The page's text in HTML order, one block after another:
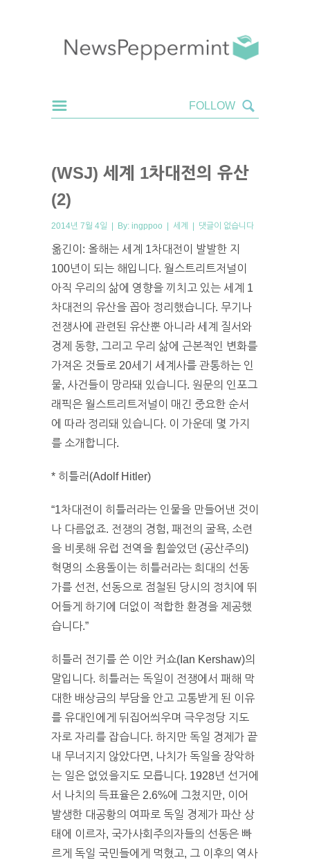
(WSJ) 세계 1차대전의 유산
(2)
2014년 7월 4일 | By: ingppoo | 세계 | 댓글이 없습니다
옮긴이: 올해는 세계 1차대전이 발발한 지
100년이 되는 해입니다. 월스트리트저널이
아직 우리의 삶에 영향을 끼치고 있는 세계 1
차대전의 유산을 꼽아 정리했습니다. 무기나
전쟁사에 관련된 유산뿐 아니라 세계 질서와
경제 동향, 그리고 우리 삶에 근본적인 변화를
가져온 것들로 20세기 세계사를 관통하는 인
물, 사건들이 망라돼 있습니다. 원문의 인포그
래픽은 월스트리트저널이 매긴 중요한 순서
에 따라 정리돼 있습니다. 이 가운데 몇 가지
를 소개합니다.
* 히틀러(Adolf Hitler)
“1차대전이 히틀러라는 인물을 만들어낸 것이
나 다름없죠. 전쟁의 경험, 패전의 굴욕, 소련
을 비롯해 유럽 전역을 휩쓸었던 (공산주의)
혁명의 소용돌이는 히틀러라는 희대의 선동
가를 선전, 선동으로 점철된 당시의 정치에 뛰
어들게 하기에 더없이 적합한 환경을 제공했
습니다.”
히틀러 전기를 쓴 이안 커쇼(Ian Kershaw)의
말입니다. 히틀러는 독일이 전쟁에서 패해 막
대한 배상금의 부담을 안고 고통받게 된 이유
를 유대인에게 뒤집어씌우며 극우정당 지도
자로 자리를 잡습니다. 하지만 독일 경제가 끝
내 무너지지 않았다면, 나치가 독일을 장악하
는 일은 없었을지도 모릅니다. 1928년 선거에
서 나치의 득표율은 2.6%에 그쳤지만, 이어
발생한 대공황의 여파로 독일 경제가 파산 상
태에 이르자, 국가사회주의자들의 선동은 빠
르게 독일 국민들에게 먹혔고, 그 이후의 역사